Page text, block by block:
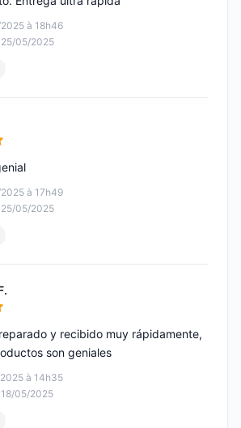
à 18h46
25/05/2025
à 17h49
25/05/2025
à 14h35
05/2025
y recibido muy rápidamente,
son geniales